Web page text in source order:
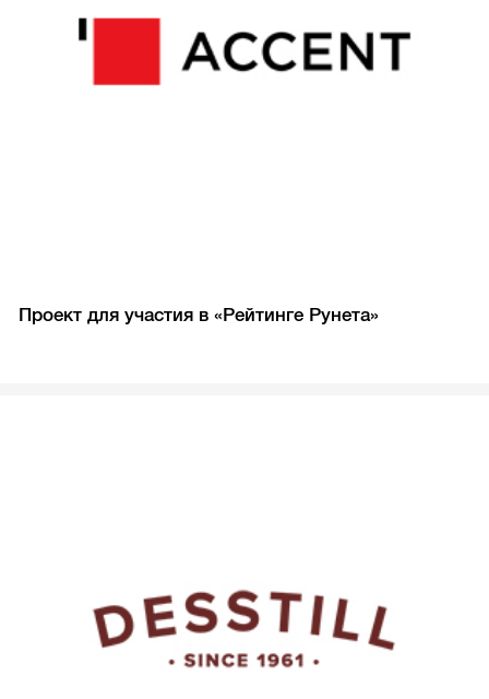
Проект для участия в «Рейтинге Рунета»